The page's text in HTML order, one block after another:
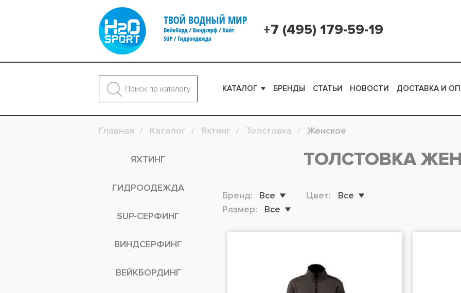
+7 (495) 179-59-19
КАТАЛОГ БРЕНДЫ СТАТЬИ НОВОСТИ ДОСТАВКА И
Главная Каталог Яхтинг Толстовка Женское
ЯХТИНГ
ГИДРООДЕЖДА
SUP-СЕРФИНГ
ВИНДСЕРФИНГ
ВЕЙКБОРДИНГ
ТОЛСТОВКА
Бренд: Все Цвет:
Все
Размер:
Все